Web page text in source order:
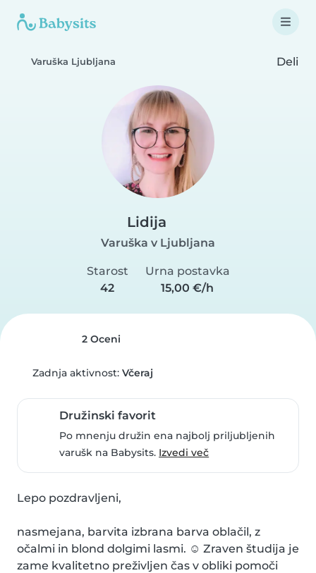
Varuška Ljubljana Deli
Lidija
Varuška v Ljubljana
Starost
42
Urna postavka
15,00 €/h
2 Oceni
Zadnja aktivnost: Včeraj
Družinski favorit
Po mnenju družin ena najbolj priljubljenih
varušk na Babysits. Izvedi več
Lepo pozdravljeni,
nasmejana, barvita izbrana barva oblačil, z
očalmi in blond dolgimi lasmi. ☺️ Zraven študija je
zame kvalitetno preživljen čas v obliki pomoči